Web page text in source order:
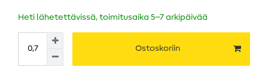
Heti lähetettävissä, toimitusaika 5–7 arkipäivää
Ostoskoriin